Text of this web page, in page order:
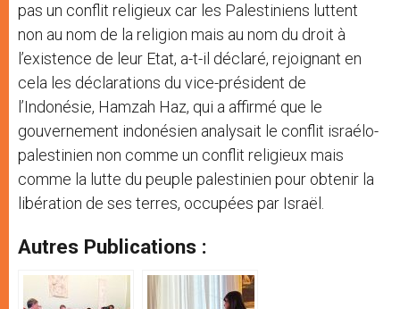
pas un conflit religieux car les Palestiniens luttent
non au nom de la religion mais au nom du droit à
l’existence de leur Etat, a-t-il déclaré, rejoignant en
cela les déclarations du vice-président de
l’Indonésie, Hamzah Haz, qui a affirmé que le
gouvernement indonésien analysait le conflit israélo-
palestinien non comme un conflit religieux mais
comme la lutte du peuple palestinien pour obtenir la
libération de ses terres, occupées par Israël.
Autres Publications :